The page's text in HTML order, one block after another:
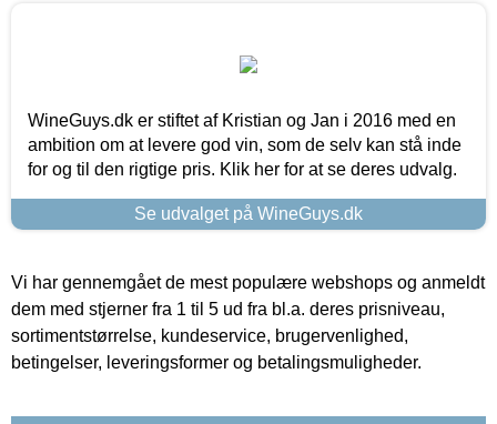
WineGuys.dk er stiftet af Kristian og Jan i 2016 med en
ambition om at levere god vin, som de selv kan stå inde
for og til den rigtige pris. Klik her for at se deres udvalg.
Se udvalget på WineGuys.dk
Vi har gennemgået de mest populære webshops og anmeldt
dem med stjerner fra 1 til 5 ud fra bl.a. deres prisniveau,
sortimentstørrelse, kundeservice, brugervenlighed,
betingelser, leveringsformer og betalingsmuligheder.